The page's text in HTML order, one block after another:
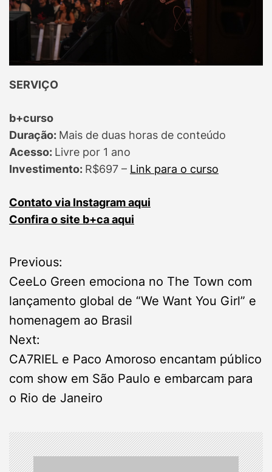
SERVIÇO
b+curso
Duração: Mais de duas horas de conteúdo
Acesso: Livre por 1 ano
Investimento: R$697 – Link para o curso
Contato via Instagram aqui
Confira o site b+ca aqui
P
o
s
t
n
v
Previous:
CeeLo Green emociona no The Town com
lançamento global de “We Want You Girl” e
homenagem ao Brasil
Next:
CA7RIEL e Paco Amoroso encantam público
com show em São Paulo e embarcam para
o Rio de Janeiro